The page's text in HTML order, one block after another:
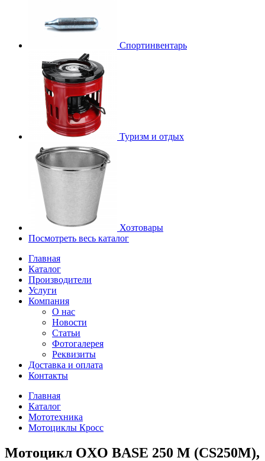
Спортинвентарь
Туризм и отдых
Хозтовары
Посмотреть весь каталог
Главная
Каталог
Производители
Услуги
Компания
О нас
Новости
Статьи
Фотогалерея
Реквизиты
Доставка и оплата
Контакты
Главная
Каталог
Мототехника
Мотоциклы Кросс
Мотоцикл OXO BASE 250 M (CS250M),